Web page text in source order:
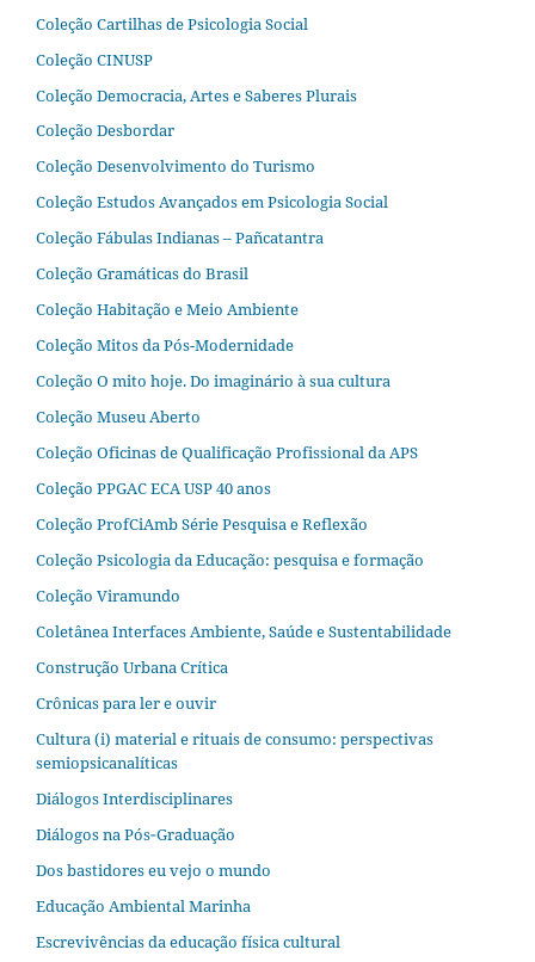
Coleção Cartilhas de Psicologia Social
Coleção CINUSP
Coleção Democracia, Artes e Saberes Plurais
Coleção Desbordar
Coleção Desenvolvimento do Turismo
Coleção Estudos Avançados em Psicologia Social
Coleção Fábulas Indianas – Pañcatantra
Coleção Gramáticas do Brasil
Coleção Habitação e Meio Ambiente
Coleção Mitos da Pós-Modernidade
Coleção O mito hoje. Do imaginário à sua cultura
Coleção Museu Aberto
Coleção Oficinas de Qualificação Profissional da APS
Coleção PPGAC ECA USP 40 anos
Coleção ProfCiAmb Série Pesquisa e Reflexão
Coleção Psicologia da Educação: pesquisa e formação
Coleção Viramundo
Coletânea Interfaces Ambiente, Saúde e Sustentabilidade
Construção Urbana Crítica
Crônicas para ler e ouvir
Cultura (i) material e rituais de consumo: perspectivas
semiopsicanalíticas
Diálogos Interdisciplinares
Diálogos na Pós‐Graduação
Dos bastidores eu vejo o mundo
Educação Ambiental Marinha
Escrevivências da educação física cultural